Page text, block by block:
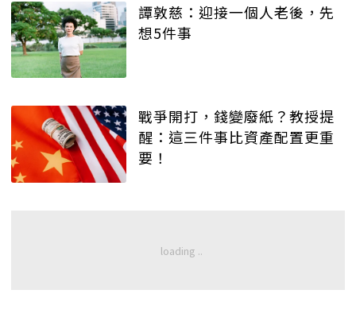
譚敦慈：迎接一個人老後，先
想5件事
戰爭開打，錢變廢紙？教授提
醒：這三件事比資產配置更重
要！